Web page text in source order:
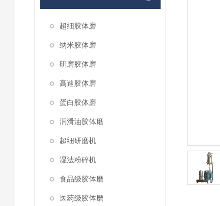
超细胶体磨
纳米胶体磨
研磨胶体磨
高速胶体磨
蛋白胶体磨
润滑油胶体磨
超细研磨机
湿法粉碎机
食品级胶体磨
医药级胶体磨